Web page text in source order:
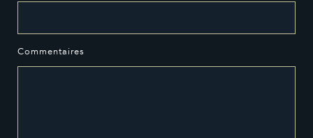
Commentaires